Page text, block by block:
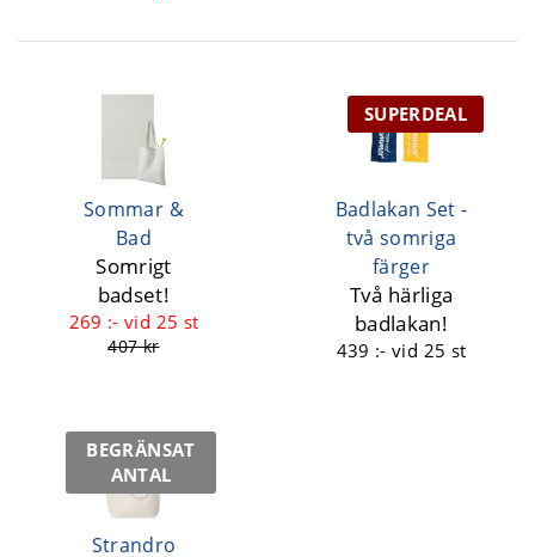
Sommar &
Bad
Somrigt
badset!
269 :-vid 25 st
407 kr
SUPERDEAL
Badlakan Set -
två somriga
färger
Två härliga
badlakan!
439 :-vid 25 st
BEGRÄNSAT
ANTAL
Strandro